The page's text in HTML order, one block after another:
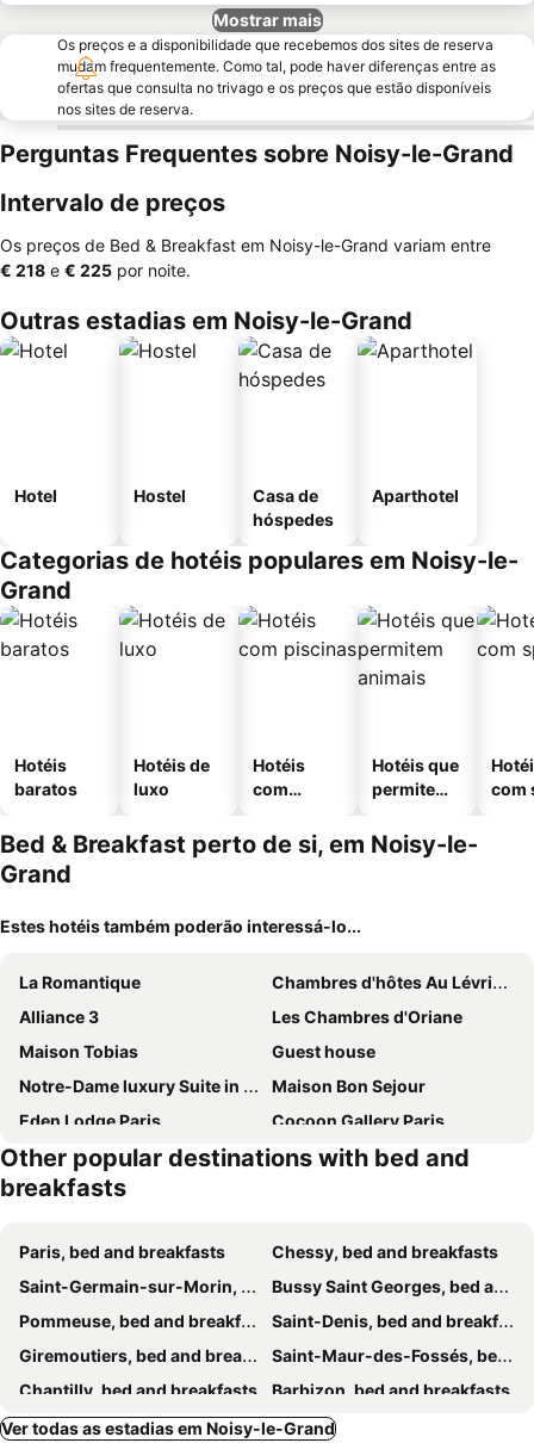
Mostrar mais
Os preços e a disponibilidade que recebemos dos sites de reserva
mudam frequentemente. Como tal, pode haver diferenças entre as
ofertas que consulta no trivago e os preços que estão disponíveis
nos sites de reserva.
Perguntas Frequentes sobre Noisy-le-Grand
Intervalo de preços
Os preços de Bed & Breakfast em Noisy-le-Grand variam entre
‎€ 218 e ‎€ 225 por noite.
Outras estadias em Noisy-le-Grand
Hotel Hostel
Casa de
hóspedes
Aparthotel
Categorias de hotéis populares em Noisy-le-
Grand
Hotéis
baratos
Hotéis de
luxo
Hotéis
com
Hotéis que
permitem
com
Bed & Breakfast perto de si, em Noisy-le-
Grand
Estes hotéis também poderão interessá-lo...
La Romantique
Chambres d'hôtes Au Lévrier de Chessy
Alliance 3
Les Chambres d'Oriane
Maison Tobias
Guest house
Notre-Dame luxury Suite in Saint-germain des prés Latin quarter
Maison Bon Sejour
Eden Lodge Paris
Cocoon Gallery Paris
Chambre d'Hôtes Proche de Disneyland et Pas Loin de Paris
Cosy Flat In Disneyland
Le Clos de la Pomponnette
Square-bnb - Duplex à 10min de Disneyland Paris
52 Clichy
Cosy Apartment Near Eiffel Tour
Le Jardin de Cécile et Benoit - Bed and Breakfast
Paradise
BED and BREAKFAST PARIS QUARTIER CHAMPS-ÉLYSÉES
Other popular destinations with bed and
breakfasts
Paris, bed and breakfasts
Chessy, bed and breakfasts
Saint-Germain-sur-Morin, bed and breakfasts
Bussy Saint Georges, bed and breakfasts
Pommeuse, bed and breakfasts
Saint-Denis, bed and breakfasts
Giremoutiers, bed and breakfasts
Saint-Maur-des-Fossés, bed and breakfasts
Chantilly, bed and breakfasts
Barbizon, bed and breakfasts
PLAILLY, bed and breakfasts
Montry, bed and breakfasts
Ver todas as estadias em Noisy-le-Grand